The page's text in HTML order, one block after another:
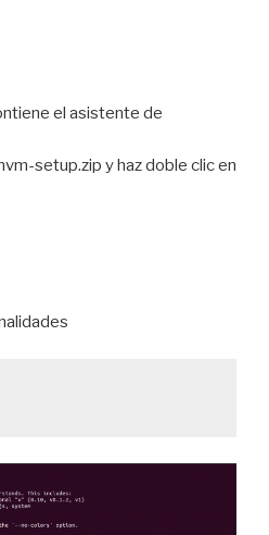
el asistente de
setup.zip y haz doble clic en